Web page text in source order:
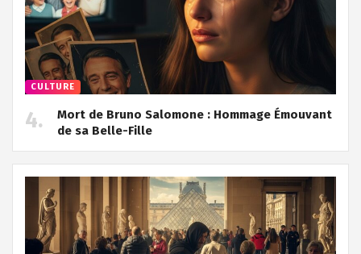
CULTURE
Mort de Bruno Salomone : Hommage Émouvant
de sa Belle-Fille